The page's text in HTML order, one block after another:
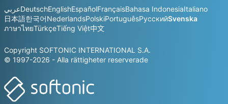
عربيDeutschEnglishEspañolFrançaisBahasa IndonesiaItaliano
日本語한국어NederlandsPolskiPortuguêsРусскийSvenska
ภาษาไทยTürkçeTiếng Việt中文
Copyright SOFTONIC INTERNATIONAL S.A.
© 1997-2026 - Alla rättigheter reserverade